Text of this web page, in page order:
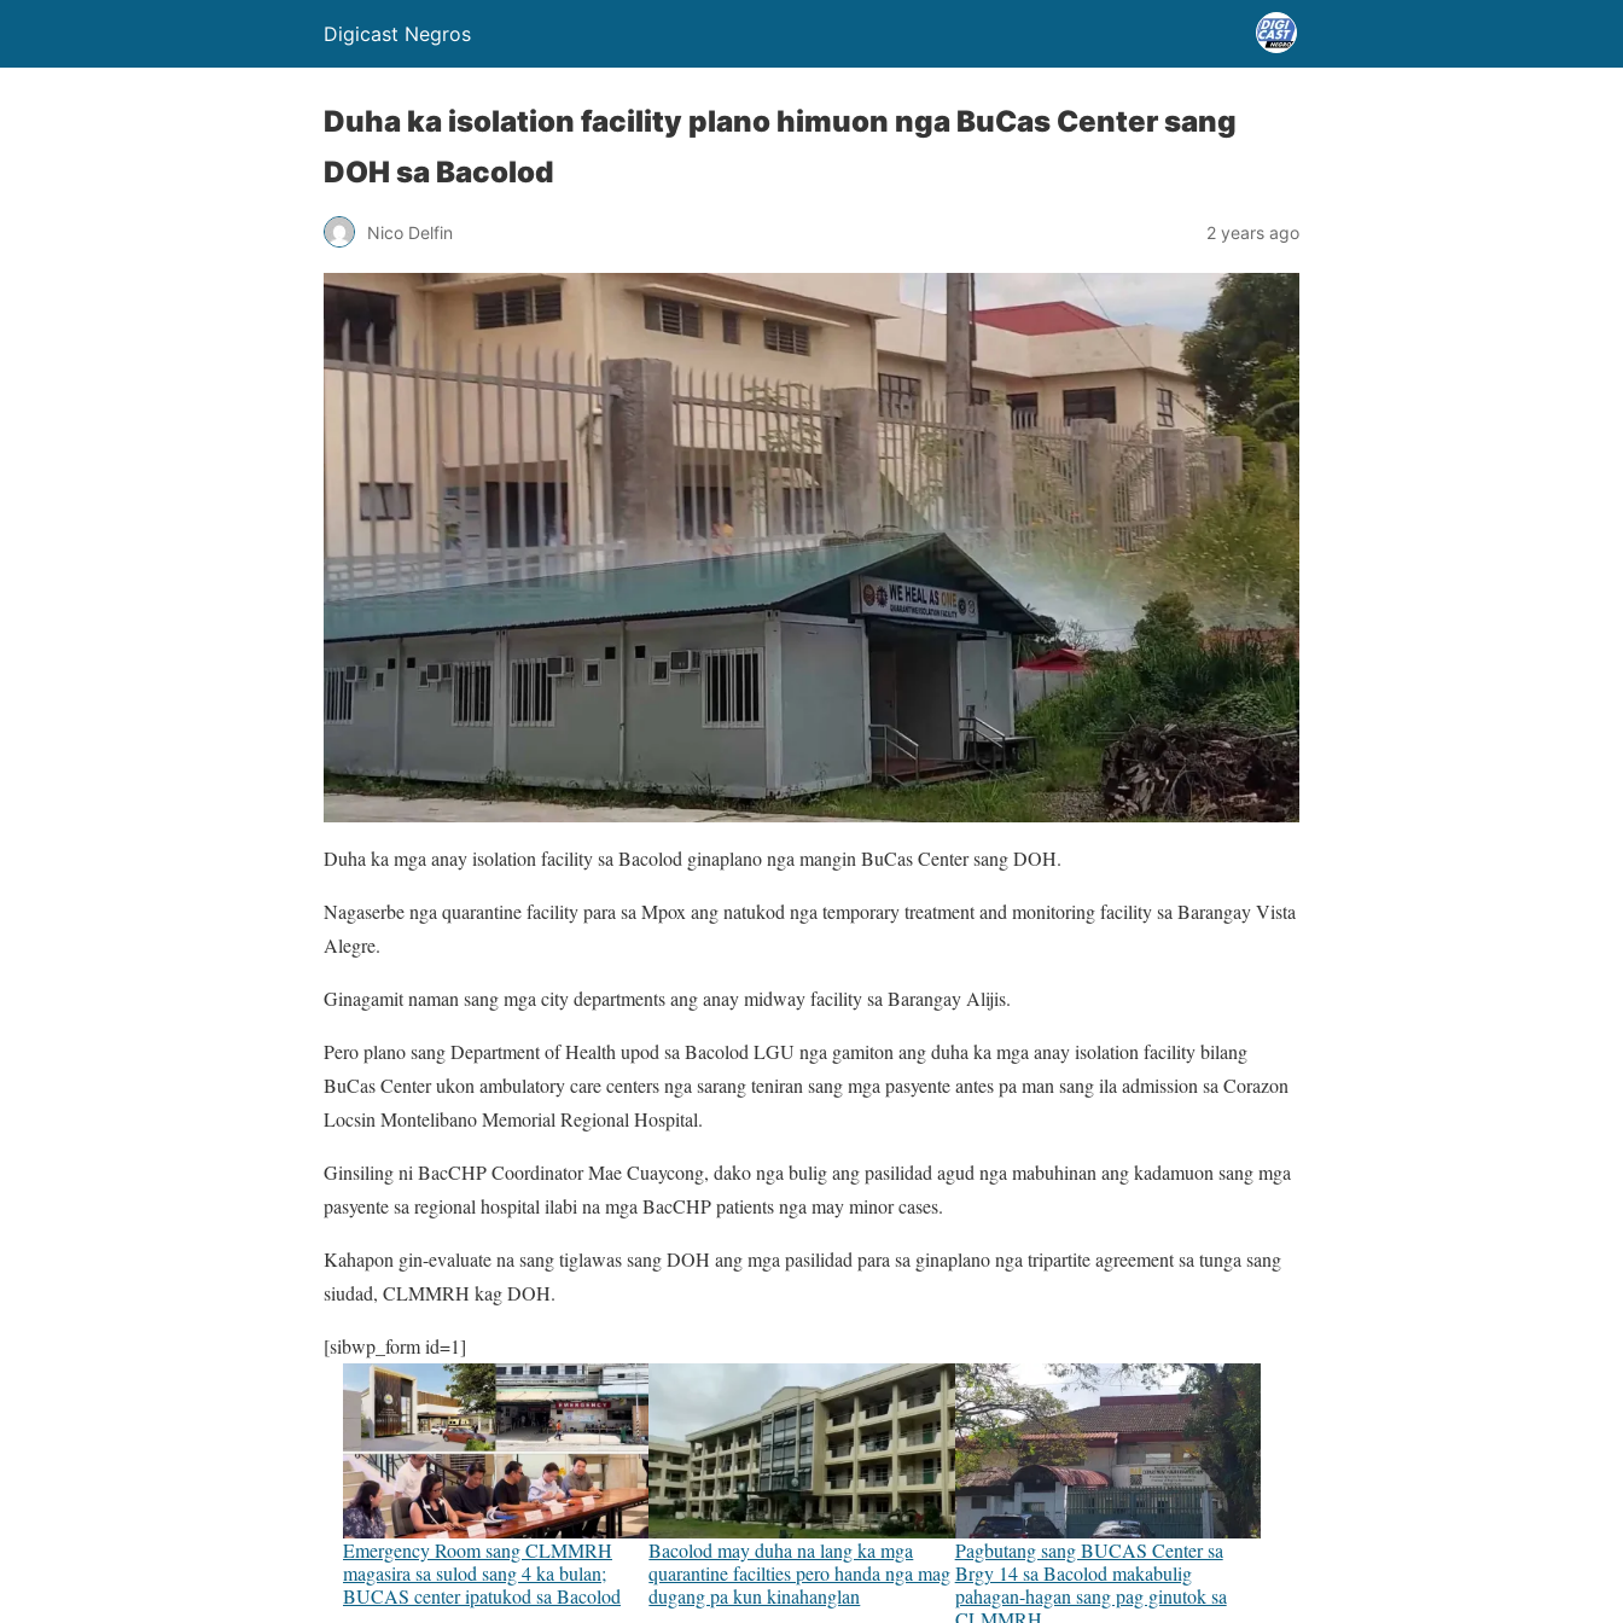
Digicast Negros
Duha ka isolation facility plano himuon nga BuCas Center sang
DOH sa Bacolod
Nico Delfin 2 years ago
Duha ka mga anay isolation facility sa Bacolod ginaplano nga mangin BuCas Center sang DOH.
Nagaserbe nga quarantine facility para sa Mpox ang natukod nga temporary treatment and monitoring facility sa Barangay Vista
Alegre.
Ginagamit naman sang mga city departments ang anay midway facility sa Barangay Alijis.
Pero plano sang Department of Health upod sa Bacolod LGU nga gamiton ang duha ka mga anay isolation facility bilang
BuCas Center ukon ambulatory care centers nga sarang teniran sang mga pasyente antes pa man sang ila admission sa Corazon
Locsin Montelibano Memorial Regional Hospital.
Ginsiling ni BacCHP Coordinator Mae Cuaycong, dako nga bulig ang pasilidad agud nga mabuhinan ang kadamuon sang mga
pasyente sa regional hospital ilabi na mga BacCHP patients nga may minor cases.
Kahapon gin-evaluate na sang tiglawas sang DOH ang mga pasilidad para sa ginaplano nga tripartite agreement sa tunga sang
siudad, CLMMRH kag DOH.
[sibwp_form id=1]
Emergency Room sang CLMMRH
magasira sa sulod sang 4 ka bulan;
BUCAS center ipatukod sa Bacolod
Bacolod may duha na lang ka mga
quarantine facilties pero handa nga mag
dugang pa kun kinahanglan
Pagbutang sang BUCAS Center sa
Brgy 14 sa Bacolod makabulig
pahagan-hagan sang pag ginutok sa